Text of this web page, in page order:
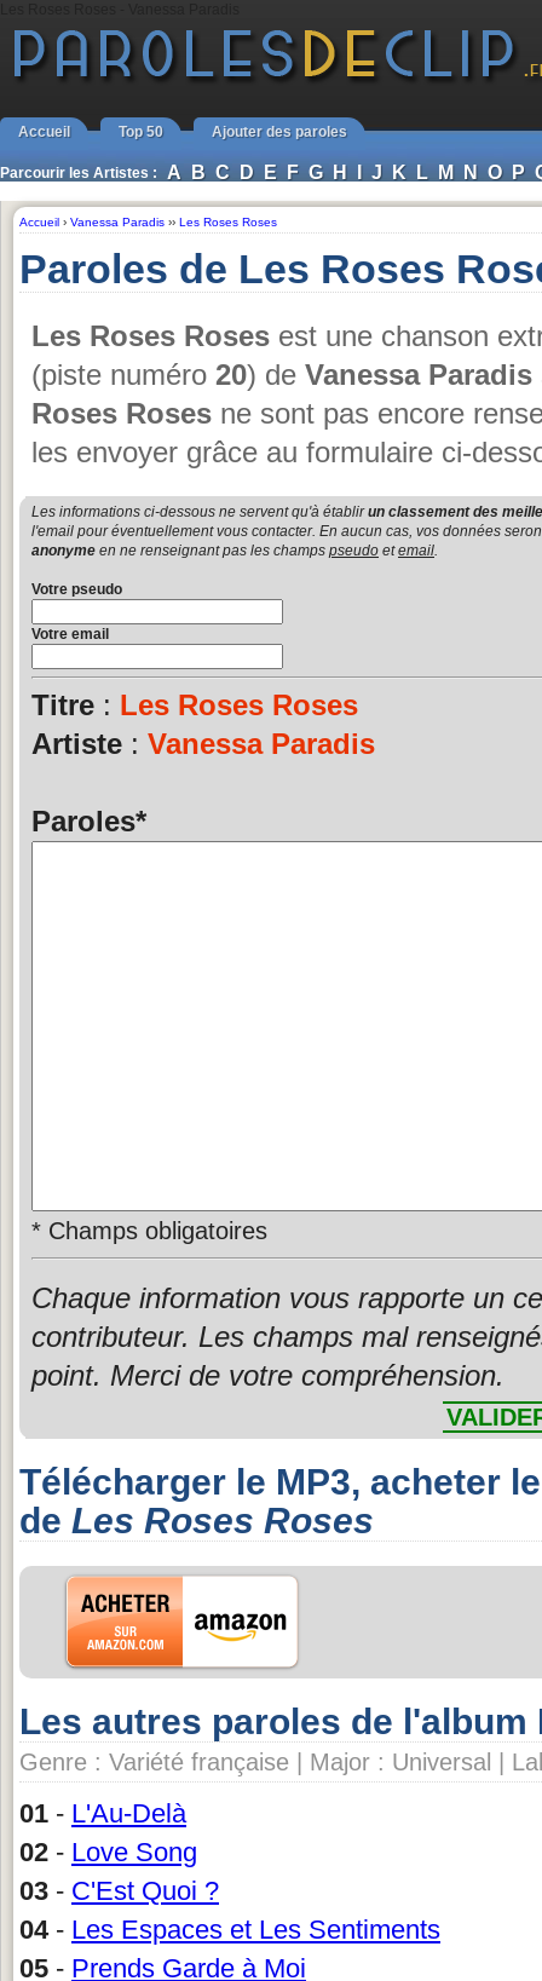
Accueil Top 50 Ajouter des paroles
Parcourir les Artistes : A B C D E F G H I J K L M N O P
Accueil › Vanessa Paradis ›› Les Roses Roses
Paroles de Les Roses
Les Roses Roses est une chanson
(piste numéro 20) de Vanessa Paradis
Roses Roses ne sont pas encore
les envoyer grâce au formulaire ci-
Les informations ci-dessous ne servent qu'à établirun classement des
l'email pour éventuellement vous contacter. En aucun cas, vos données
anonyme en ne renseignant pas les champs pseudo etemail.
Votre pseudo
Votre email
Titre : Les Roses Roses
Artiste : Vanessa Paradis
Paroles*
* Champs obligatoires
Chaque information vous rapporte un
contributeur. Les champs mal
point. Merci de votre compréhension.
Télécharger le MP3, acheter
de Les Roses Roses
Les autres paroles de l'album
Genre : Variété française | Major : Universal |
01 - L'Au-Delà
02 - Love Song
03 - C'Est Quoi ?
04- Les Espaces et Les Sentiments
05 - Prends Garde à Moi